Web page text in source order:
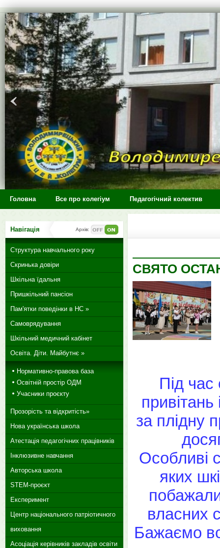
>
Головна Все про колегіум Педагогічний колектив
СВЯТО
Під час
за плідну
Особливі
яких
власних
Бажаємо
Навігація Архів:
Структура навчального року
Скринька довіри
Шкільна їдальня
Пришкільний пансіон
Пам'ятки поведінки в НС »
Самоврядування
Шкільний медичний кабінет
Освіта. Діти. Майбутнє »
Нормативно-правова база
Освітній простір ОДМ
Учасники проєкту
Прозорість та відкритість»
Нова українська школа
Атестація педагогічних працівників
Інклюзивне навчання
Авторська школа
STEM-проєкт
Експеримент
Центр національного патріотичного
виховання
Асоціація керівників закладів освіти